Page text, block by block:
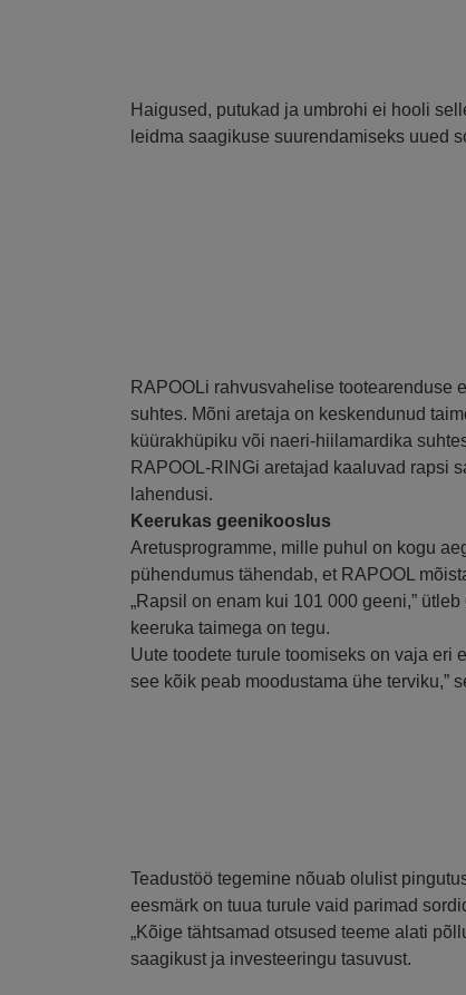
Haigused, putukad ja umbrohi ei hooli
leidma saagikuse suurendamiseks uued
RAPOOLi rahvusvahelise tootearenduse
suhtes. Mõni aretaja on keskendunud
küürakhüpiku või naeri-hiilamardika
RAPOOL-RINGi aretajad kaaluvad rapsi
lahendusi.
Keerukas geenikooslus
Aretusprogramme, mille puhul on kogu
pühendumus tähendab, et RAPOOL
„Rapsil on enam kui 101 000 geeni,”
keeruka taimega on tegu.
Uute toodete turule toomiseks on vaja eri
see kõik peab moodustama ühe terviku,”
Teadustöö tegemine nõuab olulist
eesmärk on tuua turule vaid parimad
„Kõige tähtsamad otsused teeme alati
saagikust ja investeeringu tasuvust.